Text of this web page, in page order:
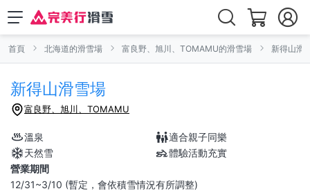
首頁 北海道的滑雪場 富良野、旭川、TOMAMU的滑雪場 新得山滑
新得山滑雪場
富良野、旭川、TOMAMU
溫泉
適合親子同樂
天然雪
體驗活動充實
營業期間
12/31~3/10 (暫定，會依積雪情況有所調整)